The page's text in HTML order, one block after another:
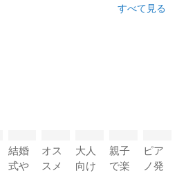
すべて見る
結婚
式や
オス
スメ
大人
向け
親子
で楽
ピア
ノ発